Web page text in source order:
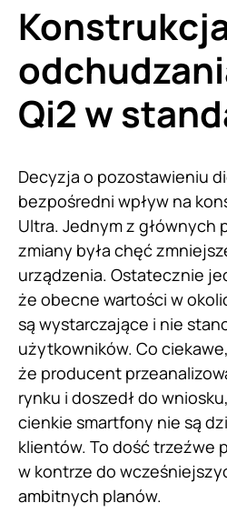
Qi2 w
Decyzja o pozostawieniu
bezpośredni wpływ na
Ultra. Jednym z głównych
zmiany była chęć
urządzenia. Ostatecznie
że obecne wartości w
są wystarczające i nie
użytkowników. Co
że producent
rynku i doszedł do
cienkie smartfony nie są
klientów. To dość trzeźwe
w kontrze do
ambitnych planów.